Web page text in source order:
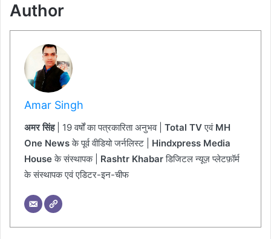
Author
Amar Singh
अमर सिंह| 19 वर्षों का पत्रकारिता अनुभव | Total TVएवं MH
One Newsके पूर्व वीडियो जर्नलिस्ट | Hindxpress Media
Houseके संस्थापक | Rashtr Khabarडिजिटल न्यूज़ प्लेटफ़ॉर्म
के संस्थापक एवं एडिटर-इन-चीफ